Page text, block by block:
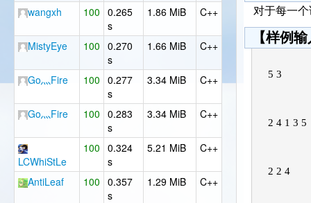
wangxh 100 0.265
s
1.86 MiB C++
‎MistyEye 100 0.270
s
1.66 MiB C++
Go灬Fire 100 0.277
s
3.34 MiB C++
Go灬Fire 100 0.283
s
3.34 MiB C++
LCWhiStLe
100 0.324
s
5.21 MiB C++
AntiLeaf 100 0.357
s
1.29 MiB C++
对于每一个
【样例